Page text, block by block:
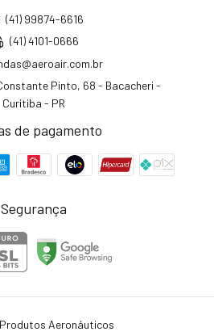
(41) 99874-6616
(41) 4101-0666
Pinto, 68 - Bacacheri -
Curitiba - PR
de pagamento
Segurança
Aeronáuticos